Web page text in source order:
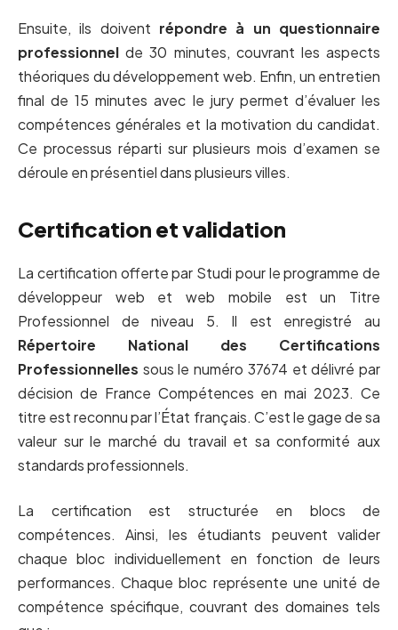
Ensuite, ils doivent répondre à un questionnaire
professionnelde 30 minutes, couvrant les aspects
théoriques du développement web. Enfin, un entretien
final de 15 minutes avec le jury permet d’évaluer les
compétences générales et la motivation du candidat.
Ce processus réparti sur plusieurs mois d’examen se
déroule en présentiel dans plusieurs villes.
Certification et validation
La certification offerte par Studi pour le programme de
développeur web et web mobile est un Titre
Professionnel de niveau 5. Il est enregistré au
Répertoire National des Certifications
Professionnelles sous le numéro 37674 et délivré par
décision de France Compétences en mai 2023. Ce
titre est reconnu par l’État français. C’est le gage de sa
valeur sur le marché du travail et sa conformité aux
standards professionnels.
La certification est structurée en blocs de
compétences. Ainsi, les étudiants peuvent valider
chaque bloc individuellement en fonction de leurs
performances. Chaque bloc représente une unité de
compétence spécifique, couvrant des domaines tels